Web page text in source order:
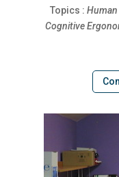
Topics : Human
Cognitive